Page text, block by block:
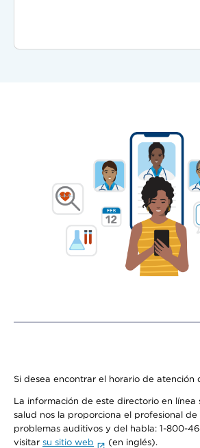
Si desea encontrar el horario de
La información de este directorio en
salud nos la proporciona el profesional
problemas auditivos y del habla: 1-800-
visitar su sitio web (en inglés).